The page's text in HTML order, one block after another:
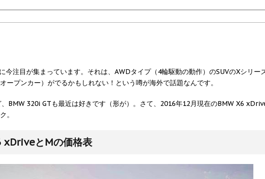
今注目が集まっています。それは、AWDタイプ（4輪駆動の動作）のSUVのXシリー
ープンカー）がでるかもしれない！という噂が海外で話題なんです。
BMW 320i GTも最近は好きです（形が）。さて、2016年12月現在のBMW X6
。
xDriveとMの価格表